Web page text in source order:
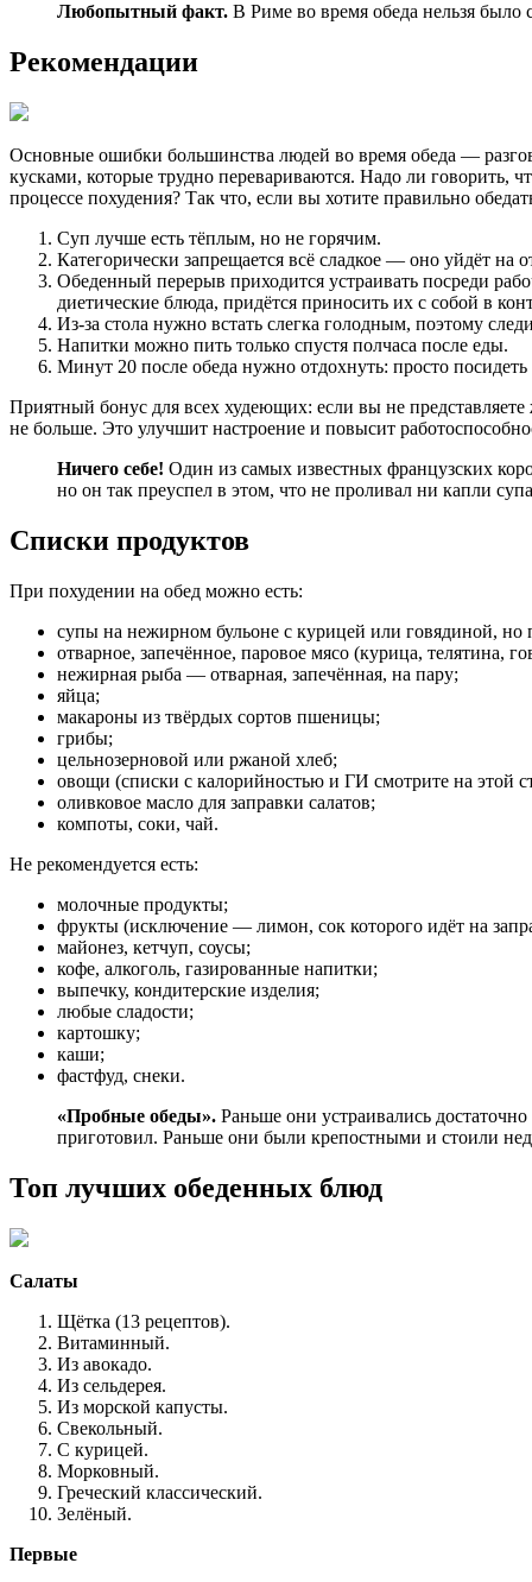
Любопытный факт. В Риме во время обеда нельзя
Рекомендации
Основные ошибки большинства людей во время обеда —
кусками, которые трудно перевариваются. Надо ли говорить,
процессе похудения? Так что, если вы хотите правильно
Суп лучше есть тёплым, но не горячим.
Категорически запрещается всё сладкое — оно уйдёт на
Обеденный перерыв приходится устраивать посреди
диетические блюда, придётся приносить их с собой в
Из-за стола нужно встать слегка голодным, поэтому
Напитки можно пить только спустя полчаса после еды.
Минут 20 после обеда нужно отдохнуть: просто посидеть
Приятный бонус для всех худеющих: если вы не представляете
не больше. Это улучшит настроение и повысит
Ничего себе! Один из самых известных французских
но он так преуспел в этом, что не проливал ни капли
Списки продуктов
При похудении на обед можно есть:
супы на нежирном бульоне с курицей или говядиной,
отварное, запечённое, паровое мясо (курица, телятина,
нежирная рыба — отварная, запечённая, на пару;
яйца;
макароны из твёрдых сортов пшеницы;
грибы;
цельнозерновой или ржаной хлеб;
овощи (списки с калорийностью и ГИ смотрите на этой
оливковое масло для заправки салатов;
компоты, соки, чай.
Не рекомендуется есть:
молочные продукты;
фрукты (исключение — лимон, сок которого идёт на
майонез, кетчуп, соусы;
кофе, алкоголь, газированные напитки;
выпечку, кондитерские изделия;
любые сладости;
картошку;
каши;
фастфуд, снеки.
«Пробные обеды». Раньше они устраивались
приготовил. Раньше они были крепостными и стоили
Топ лучших обеденных блюд
Салаты
Щётка (13 рецептов).
Витаминный.
Из авокадо.
Из сельдерея.
Из морской капусты.
Свекольный.
С курицей.
Морковный.
Греческий классический.
Зелёный.
Первые